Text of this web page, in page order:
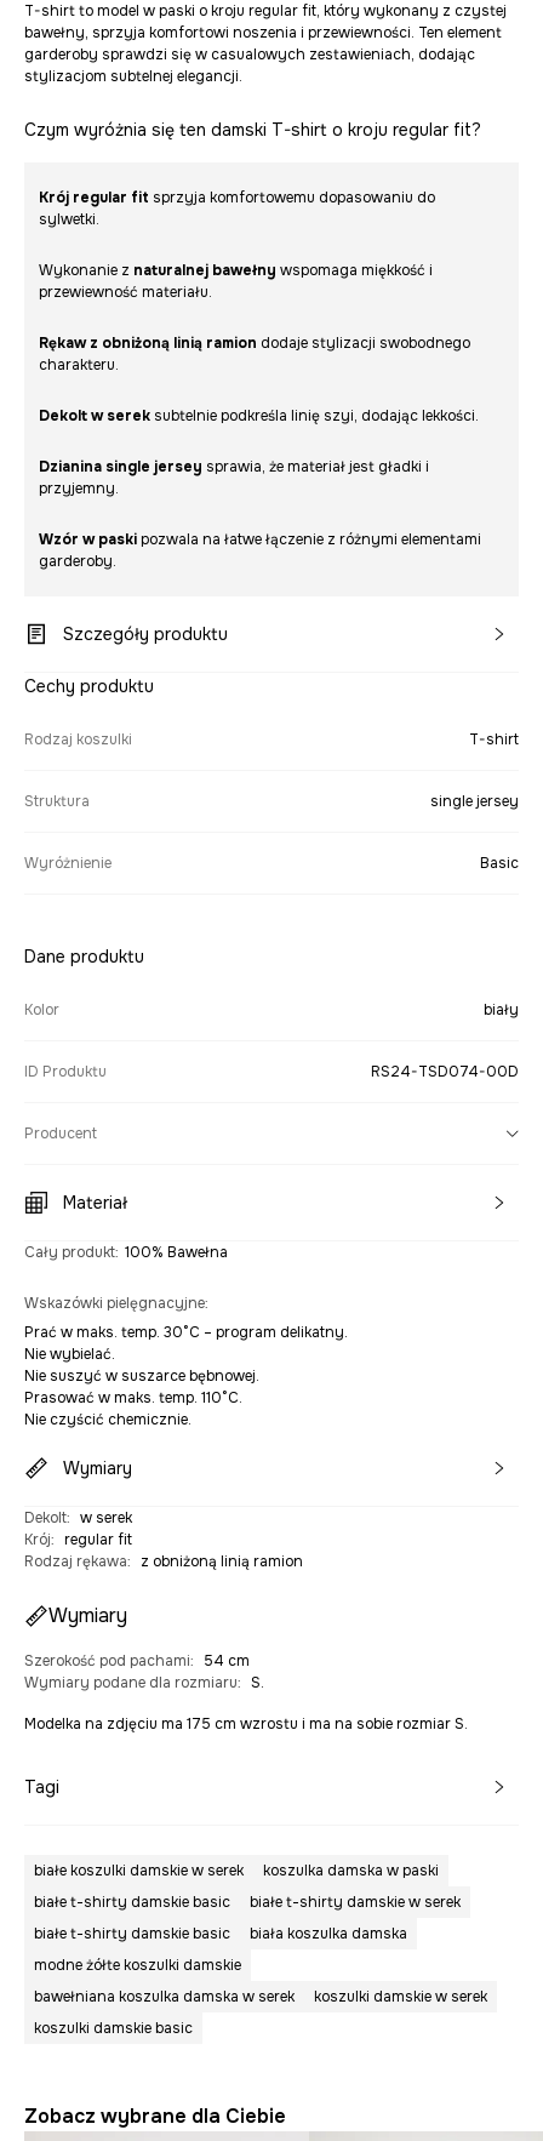
T-shirt to model w paski o kroju regular fit, który wykonany z czystej
bawełny, sprzyja komfortowi noszenia i przewiewności. Ten element
garderoby sprawdzi się w casualowych zestawieniach, dodając
stylizacjom subtelnej elegancji.
Czym wyróżnia się ten damski T-shirt o kroju regular fit?
Krój regular fit sprzyja komfortowemu dopasowaniu do
sylwetki.
Wykonanie z naturalnej bawełny wspomaga miękkość i
przewiewność materiału.
Rękaw z obniżoną linią ramion dodaje stylizacji swobodnego
charakteru.
Dekolt w serek subtelnie podkreśla linię szyi, dodając lekkości.
Dzianina single jersey sprawia, że materiał jest gładki i
przyjemny.
Wzór w paski pozwala na łatwe łączenie z różnymi elementami
garderoby.
Szczegóły produktu
Cechy produktu
Rodzaj koszulki T-shirt
Struktura single jersey
Wyróżnienie Basic
Dane produktu
Kolor biały
ID Produktu RS24-TSD074-00D
Producent
Materiał
Cały produkt: 100% Bawełna
Wskazówki pielęgnacyjne:
Prać w maks. temp. 30°C – program delikatny.
Nie wybielać.
Nie suszyć w suszarce bębnowej.
Prasować w maks. temp. 110°C.
Nie czyścić chemicznie.
Wymiary
Dekolt: w serek
Krój: regular fit
Rodzaj rękawa: z obniżoną linią ramion
Wymiary
Szerokość pod pachami:
54 cm
Wymiary podane dla rozmiaru: S.
Modelka na zdjęciu ma 175 cm wzrostu i ma na sobie rozmiar S.
Tagi
białe koszulki damskie w serek
koszulka damska w paski
białe t-shirty damskie basic
białe t-shirty damskie w serek
białe t-shirty damskie basic
biała koszulka damska
modne żółte koszulki damskie
bawełniana koszulka damska w serek
koszulki damskie w serek
koszulki damskie basic
Zobacz wybrane dla Ciebie